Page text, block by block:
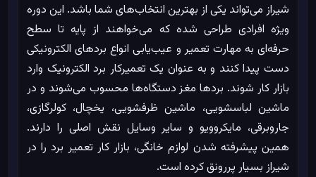
شیراز می‌تواند یکی از بهترین انتخاب‌های شما باشد. این دوره
ویژه افرادی طراحی شده که می‌خواهند از پایه تا سطح
حرفه‌ای به مهارت تعمیر و عیب‌یابی انواع بردهای الکترونیکی
دست پیدا کنند و به عنوان یک تعمیرکار برد الکترونیک وارد
بازار کار شوند. بردها مغز دستگاه‌ها محسوب می‌شوند و در
ماشین لباسشویی، ماشین ظرفشویی، یخچال، کولرگازی،
جاروبرقی، مایکروویو و سایر وسایل نقش اصلی را دارند.
همین پیشرفته شدن لوازم خانگی، بازار کار تعمیر برد را در
شیراز بسیار پررونق کرده است.